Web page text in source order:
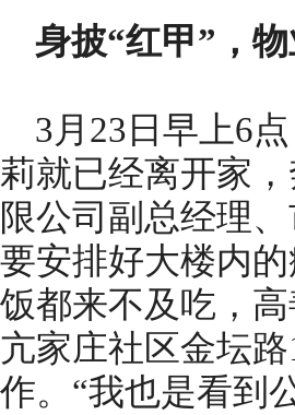
身披“红甲”，
3月23日早上6
莉就已经离开家
限公司副总经理
要安排好大楼内
饭都来不及吃，
亢家庄社区金坛
作。“我也是看到